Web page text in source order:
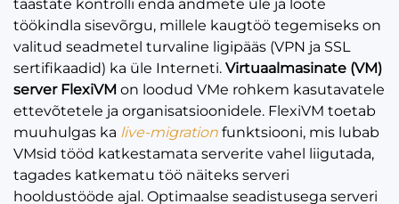
taastate kontrolli enda andmete üle ja loote
töökindla sisevõrgu, millele kaugtöö tegemiseks on
valitud seadmetel turvaline ligipääs (VPN ja SSL
sertifikaadid) ka üle Interneti. Virtuaalmasinate (VM)
server FlexiVM on loodud VMe rohkem kasutavatele
ettevõtetele ja organisatsioonidele. FlexiVM toetab
muuhulgas ka live-migration funktsiooni, mis lubab
VMsid tööd katkestamata serverite vahel liigutada,
tagades katkematu töö näiteks serveri
hooldustööde ajal. Optimaalse seadistusega serveri